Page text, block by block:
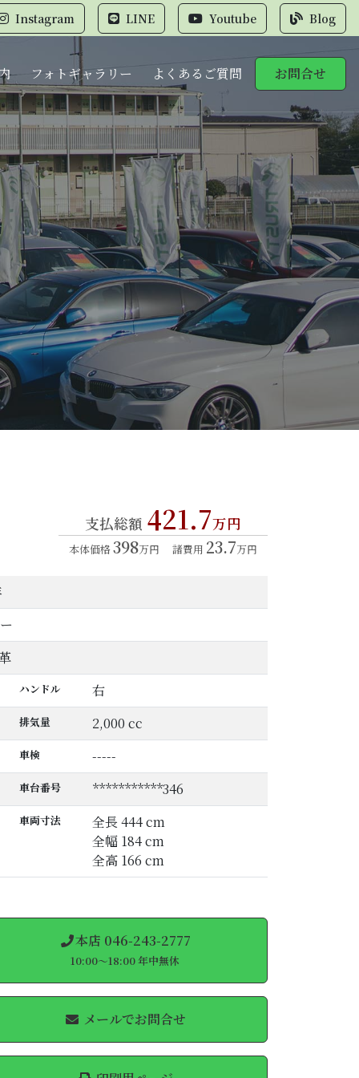
Instagram LINE Youtube Blog
フォトギャラリー よくあるご質問 お問合せ
支払総額 421.7万円
本体価格398万円 諸費用 23.7万円
ハンドル 右
排気量 2,000 cc
車検 -----
車台番号 ***********346
車両寸法
全長 444 cm
全幅 184 cm
全高 166 cm
本店 046-243-2777
10:00～18:00 年中無休
メールでお問合せ